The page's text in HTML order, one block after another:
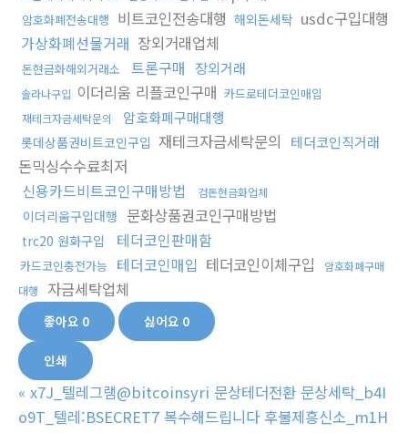
암호화폐전송대행 비트코인전송대행 해외돈세탁 usdc구입대행
가상화폐선물거래 장외거래업체
돈현금화해외거래소 트론구매 장외거래
솔라나구입 이더리움 리플코인구매 카드로테더코인매입
재테크자금세탁문의 암호화폐구매대행
롯데상품권비트코인구입 재테크자금세탁문의 테더코인직거래
돈믹싱수수료최저
신용카드비트코인구매방법
검돈현금화업체
이더리움구입대행 문화상품권코인구매방법
trc20 원화구입 테더코인판매함
카드코인충전가능 테더코인매입 테더코인이체구입
암호화폐구매
대행
자금세탁업체
좋아요 0 싫어요 0
인쇄
« x7J_텔레그램@bitcoinsyri 문상테더전환 문상세탁_b4I
o9T_텔레:BSECRET7 복수해드립니다 후불제흥신소_m1H